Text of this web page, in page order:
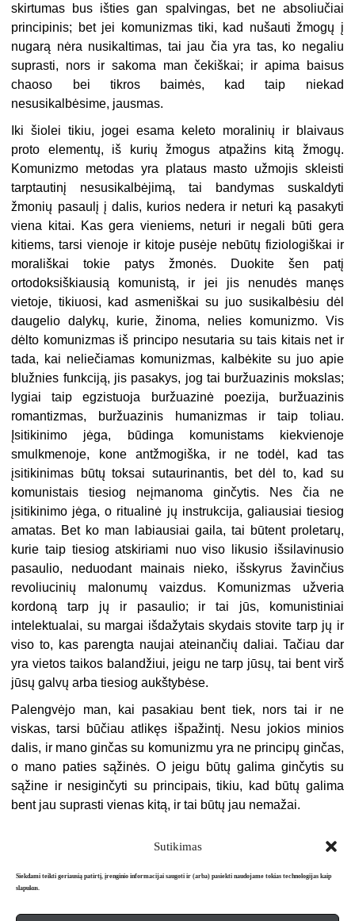
Sutikimas
Siekdami teikti geriausią patirtį, įrenginio informacijai saugoti ir (arba) pasiekti naudojame tokias technologijas kaip
slapukus.
skirtumas bus išties gan spalvingas, bet ne absoliučiai
principinis; bet jei komunizmas tiki, kad nušauti žmogų į
nugarą nėra nusikaltimas, tai jau čia yra tas, ko negaliu
suprasti, nors ir sakoma man čekiškai; ir apima baisus
chaoso bei tikros baimės, kad taip niekad
nesusikalbėsime, jausmas.
Iki šiolei tikiu, jogei esama keleto moralinių ir blaivaus
proto elementų, iš kurių žmogus atpažins kitą žmogų.
Komunizmo metodas yra plataus masto užmojis skleisti
tarptautinį nesusikalbėjimą, tai bandymas suskaldyti
žmonių pasaulį į dalis, kurios nedera ir neturi ką pasakyti
viena kitai. Kas gera vieniems, neturi ir negali būti gera
kitiems, tarsi vienoje ir kitoje pusėje nebūtų fiziologiškai ir
morališkai tokie patys žmonės. Duokite šen patį
ortodoksiškiausią komunistą, ir jei jis nenudės manęs
vietoje, tikiuosi, kad asmeniškai su juo susikalbėsiu dėl
daugelio dalykų, kurie, žinoma, nelies komunizmo. Vis
dėlto komunizmas iš principo nesutaria su tais kitais net ir
tada, kai neliečiamas komunizmas, kalbėkite su juo apie
blužnies funkciją, jis pasakys, jog tai buržuazinis mokslas;
lygiai taip egzistuoja buržuazinė poezija, buržuazinis
romantizmas, buržuazinis humanizmas ir taip toliau.
Įsitikinimo jėga, būdinga komunistams kiekvienoje
smulkmenoje, kone antžmogiška, ir ne todėl, kad tas
įsitikinimas būtų toksai sutaurinantis, bet dėl to, kad su
komunistais tiesiog neįmanoma ginčytis. Nes čia ne
įsitikinimo jėga, o ritualinė jų instrukcija, galiausiai tiesiog
amatas. Bet ko man labiausiai gaila, tai būtent proletarų,
kurie taip tiesiog atskiriami nuo viso likusio išsilavinusio
pasaulio, neduodant mainais nieko, išskyrus žavinčius
revoliucinių malonumų vaizdus. Komunizmas užveria
kordoną tarp jų ir pasaulio; ir tai jūs, komunistiniai
intelektualai, su margai išdažytais skydais stovite tarp jų ir
viso to, kas parengta naujai ateinančių daliai. Tačiau dar
yra vietos taikos balandžiui, jeigu ne tarp jūsų, tai bent virš
jūsų galvų arba tiesiog aukštybėse.
Palengvėjo man, kai pasakiau bent tiek, nors tai ir ne
viskas, tarsi būčiau atlikęs išpažintį. Nesu jokios minios
dalis, ir mano ginčas su komunizmu yra ne principų ginčas,
o mano paties sąžinės. O jeigu būtų galima ginčytis su
sąžine ir nesiginčyti su principais, tikiu, kad būtų galima
bent jau suprasti vienas kitą, ir tai būtų jau nemažai.